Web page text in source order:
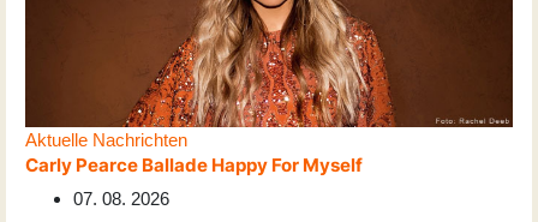
Aktuelle Nachrichten
Carly Pearce Ballade Happy For Myself
07. 08. 2026